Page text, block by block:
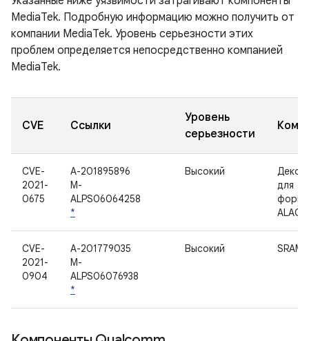
MediaTek. Подробную информацию можно получить от
компании MediaTek. Уровень серьезности этих
проблем определяется непосредственно компанией
MediaTek.
CVE Ссылки
Уровень
серьезности
CVE-
2021-
0675
A-201895896
M-
ALPS06064258
*
Высокий
для
ALAC
CVE-
2021-
0904
A-201779035
M-
ALPS06076938
*
Высокий